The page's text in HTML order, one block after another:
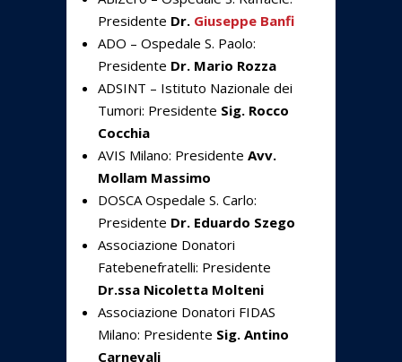
Presidente Dr. Giuseppe Banfi
ADO – Ospedale S. Paolo:
Presidente Dr. Mario Rozza
ADSINT – Istituto Nazionale dei
Tumori: Presidente Sig. Rocco
Cocchia
AVIS Milano: Presidente Avv.
Mollam Massimo
DOSCA Ospedale S. Carlo:
Presidente Dr. Eduardo Szego
Associazione Donatori
Fatebenefratelli: Presidente
Dr.ssa Nicoletta Molteni
Associazione Donatori FIDAS
Milano: Presidente Sig. Antino
Carnevali